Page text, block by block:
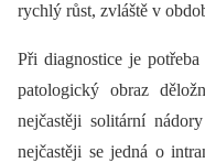
rychlý růst, zvláště v
Při diagnostice je
patologický obraz
nejčastěji solitární
nejčastěji se jedná o